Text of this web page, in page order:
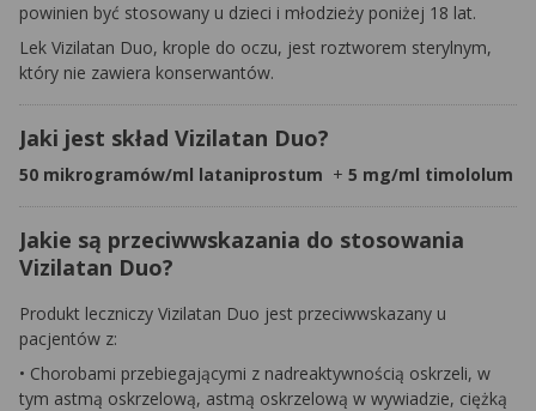
powinien być stosowany u dzieci i młodzieży poniżej 18 lat.
Lek Vizilatan Duo, krople do oczu, jest roztworem sterylnym,
który nie zawiera konserwantów.
Jaki jest skład Vizilatan Duo?
50 mikrogramów/ml lataniprostum + 5 mg/ml timololum
Jakie są przeciwwskazania do stosowania
Vizilatan Duo?
Produkt leczniczy Vizilatan Duo jest przeciwwskazany u
pacjentów z:
• Chorobami przebiegającymi z nadreaktywnością oskrzeli, w
tym astmą oskrzelową, astmą oskrzelową w wywiadzie, ciężką